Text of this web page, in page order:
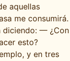
aquellas
me consumirá.
diciendo: — ¿Con
esto?
y en tres